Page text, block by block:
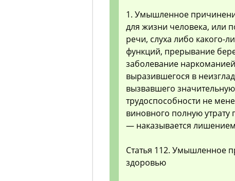
1. Умышленное
для жизни человека, или
речи, слуха либо какого-
функций, прерывание
заболевание
выразившегося в
вызвавшего
трудоспособности не
виновного полную утрату
— наказывается
Статья 112. Умышленное
здоровью